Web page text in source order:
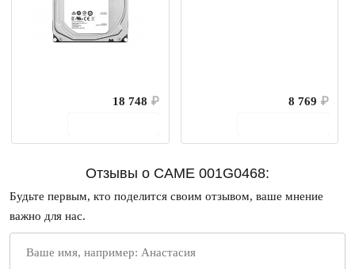
18 748 ₽
8 769 ₽
Отзывы о CAME 001G0468:
Будьте первым, кто поделится своим отзывом, ваше мнение
важно для нас.